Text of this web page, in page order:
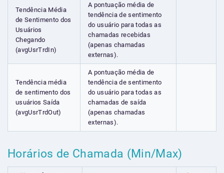
Tendência Média
de Sentimento dos
Usuários
Chegando
(avgUsrTrdIn)
A pontuação média de
tendência de sentimento
do usuário para todas as
chamadas recebidas
(apenas chamadas
externas).
Tendência média
de sentimento dos
usuários Saída
(avgUsrTrdOut)
A pontuação média de
tendência de sentimento
do usuário para todas as
chamadas de saída
(apenas chamadas
externas).
Horários de Chamada (Min/Max)